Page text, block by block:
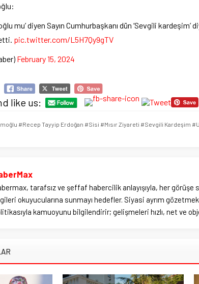
mu’ diyen Sayın Cumhurbaşkanı dün ‘Sevgili kardeşim’
pic.twitter.com/L5H7Qy9gTV
February 15, 2024
like us:
#Recep Tayyip Erdoğan #Sisi #Mısır Ziyareti #Sevgili Kardeşim
tarafsız ve şeffaf habercilik anlayışıyla, her görüşe
okuyucularına sunmayı hedefler. Siyasi ayrım
kamuoyunu bilgilendirir; gelişmeleri hızlı, net ve